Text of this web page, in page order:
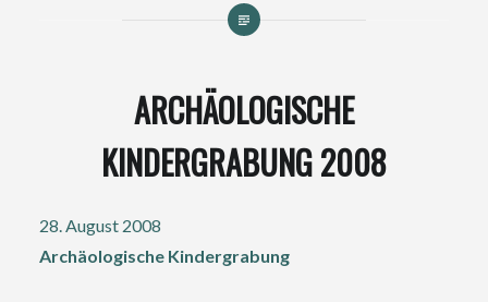
ARCHÄOLOGISCHE
KINDERGRABUNG 2008
28. August 2008
Archäologische Kindergrabung